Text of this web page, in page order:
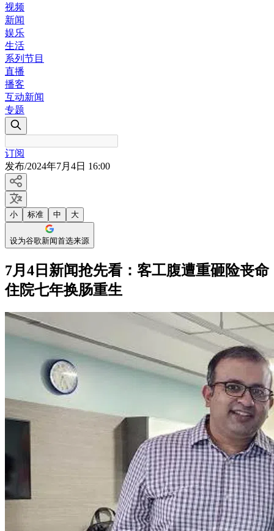
视频
新闻
娱乐
生活
系列节目
直播
播客
互动新闻
专题
订阅
发布/2024年7月4日 16:00
小 标准 中 大
设为谷歌新闻首选来源
7月4日新闻抢先看：客工腹遭重砸险丧命
住院七年换肠重生